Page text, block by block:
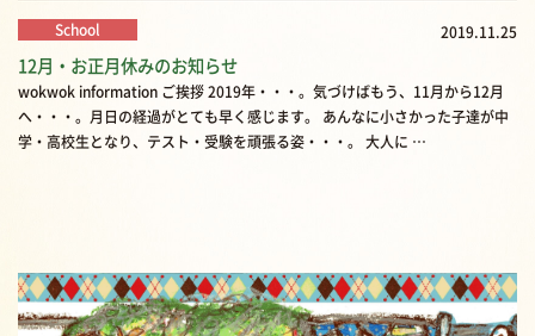
School 2019.11.25
12月・お正月休みのお知らせ
wokwok information ご挨拶 2019年・・・。気づけばもう、11月から12月
へ・・・。月日の経過がとても早く感じます。 あんなに小さかった子達が中
学・高校生となり、テスト・受験を頑張る姿・・・。 大人に …